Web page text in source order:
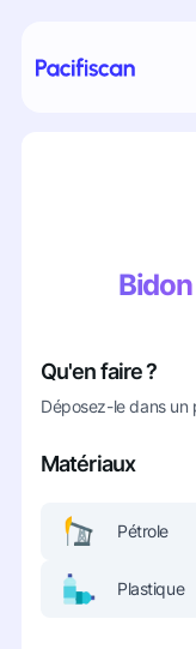
Qu'en faire ?
Déposez-le dans un
Matériaux
Pétrole
Plastique